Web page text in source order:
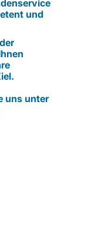
und
uns unter